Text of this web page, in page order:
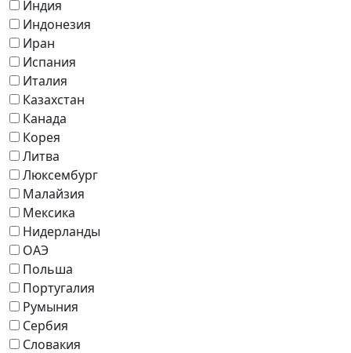
Индия
Индонезия
Иран
Испания
Италия
Казахстан
Канада
Корея
Литва
Люксембург
Малайзия
Мексика
Нидерланды
ОАЭ
Польша
Португалия
Румыния
Сербия
Словакия